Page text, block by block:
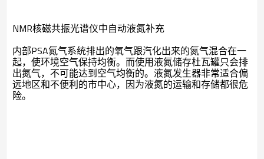
NMR核磁共振光谱仪中自动液氮补充
内部PSA氮气系统排出的氧气跟汽化出来的氮气混合在一
起，使环境空气保持均衡。而使用液氮储存杜瓦罐只会排
出氮气，不可能达到空气均衡的。液氮发生器非常适合偏
远地区和不便利的市中心，因为液氮的运输和存储都很危
险。